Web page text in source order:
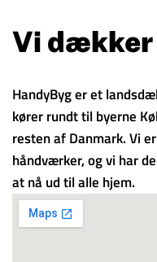
Vi dækker
HandyByg er et
kører rundt til byerne
resten af Danmark. Vi
håndværker, og vi har
at nå ud til alle hjem.